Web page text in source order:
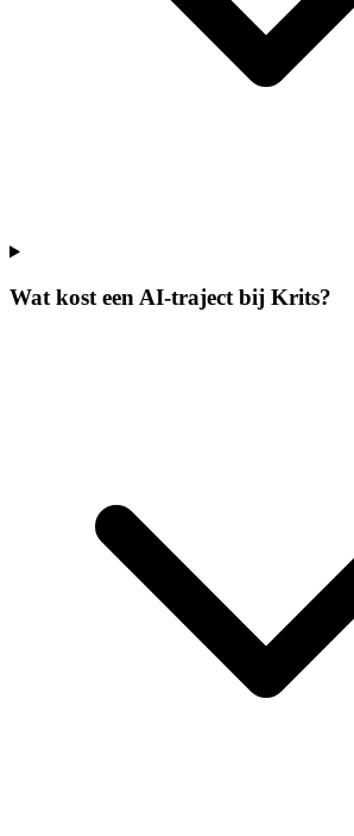
Wat kost een AI-traject bij Krits?